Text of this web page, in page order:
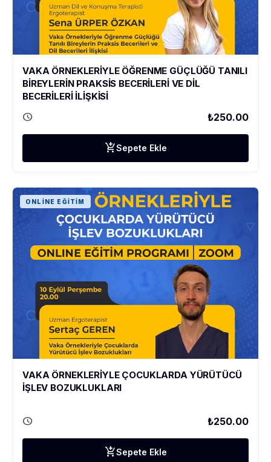
VAKA ÖRNEKLERİYLE ÖĞRENME GÜÇLÜĞÜ TANILI
BİREYLERİN PRAKSİS BECERİLERİ VE DİL
BECERİLERİ İLİŞKİSİ
schedule ₺250.00
add_shopping_cartSepete Ekle
ONLINE EĞITIM
VAKA ÖRNEKLERİYLE ÇOCUKLARDA YÜRÜTÜCÜ
İŞLEV BOZUKLUKLARI
schedule ₺250.00
add_shopping_cartSepete Ekle